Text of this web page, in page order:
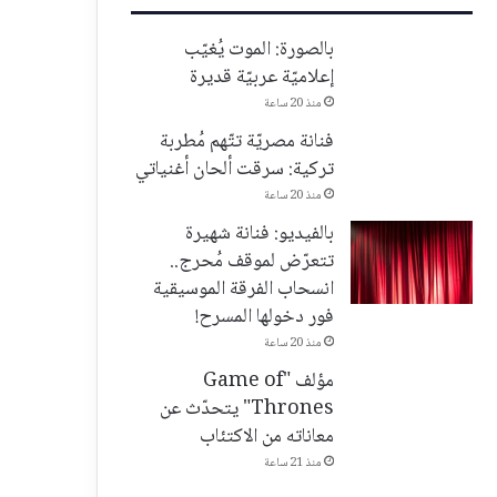
بالصورة: الموت يُغيّب
إعلاميّة عربيّة قديرة
منذ 20 ساعة
فنانة مصريّة تتّهم مُطربة
تركية: سرقت ألحان أغنياتي
منذ 20 ساعة
بالفيديو: فنانة شهيرة
تتعرّض لموقف مُحرج..
انسحاب الفرقة الموسيقية
فور دخولها المسرح!
منذ 20 ساعة
مؤلف "Game of
Thrones" يتحدّث عن
معاناته من الاكتئاب
منذ 21 ساعة